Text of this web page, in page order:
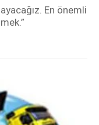
En önemli